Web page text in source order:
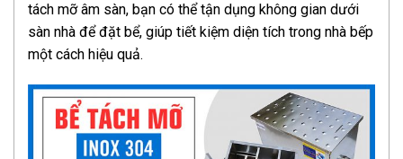
tách mỡ âm sàn, bạn có thể tận dụng không gian dưới
sàn nhà để đặt bể, giúp tiết kiệm diện tích trong nhà bếp
một cách hiệu quả.